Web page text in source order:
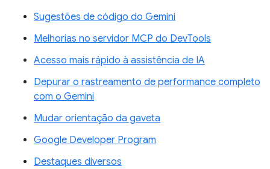
Sugestões de código do Gemini
Melhorias no servidor MCP do DevTools
Acesso mais rápido à assistência de IA
Depurar o rastreamento de performance completo
com o Gemini
Mudar orientação da gaveta
Google Developer Program
Destaques diversos